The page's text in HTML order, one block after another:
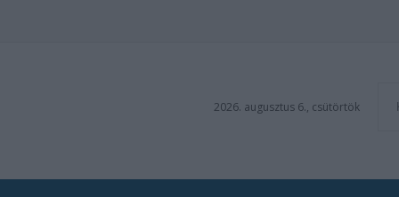
2026. augusztus 6., csütörtök